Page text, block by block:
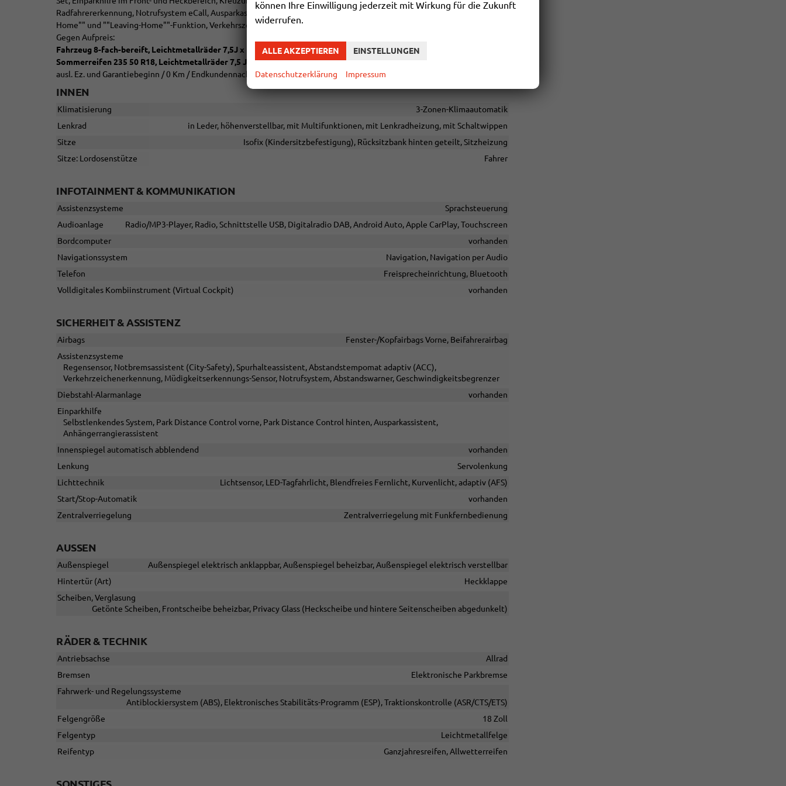
Radfahrererkennung, Notrufsystem eCall, Ausparkassistent und Ausstiegswarner, Tagfahrlichtschaltung mit ""Coming-
Home"" und ""Leaving-Home""-Funktion, Verkehrszeichenerkennung.
Gegen Aufpreis:
Fahrzeug 8-fach-bereift, Leichtmetallräder 7,5J x 18 (SportEdition Design TN28, schwarz glanzgedreht) mit
Sommerreifen 235 50 R18, Leichtmetallräder 7,5 J x 18 ""Toshima"" schwarz mit Allwetterreifen + 1.299 € Brutto
ausl. Ez. und Garantiebeginn / 0 Km / Endkundennachweis erforderlich.
INNEN
Klimatisierung
3-Zonen-Klimaautomatik
Lenkrad
in Leder, höhenverstellbar, mit Multifunktionen, mit Lenkradheizung, mit Schaltwippen
Sitze
Isofix (Kindersitzbefestigung), Rücksitzbank hinten geteilt, Sitzheizung
Sitze: Lordosenstütze
Fahrer
INFOTAINMENT & KOMMUNIKATION
Assistenzsysteme
Sprachsteuerung
Audioanlage
Radio/MP3-Player, Radio, Schnittstelle USB, Digitalradio DAB, Android Auto, Apple CarPlay, Touchscreen
Bordcomputer
vorhanden
Navigationssystem
Navigation, Navigation per Audio
Telefon
Freisprecheinrichtung, Bluetooth
Volldigitales Kombiinstrument (Virtual Cockpit)
vorhanden
SICHERHEIT & ASSISTENZ
Airbags
Fenster-/Kopfairbags Vorne, Beifahrerairbag
Assistenzsysteme
Regensensor, Notbremsassistent (City-Safety), Spurhalteassistent, Abstandstempomat adaptiv (ACC),
Verkehrzeichenerkennung, Müdigkeitserkennungs-Sensor, Notrufsystem, Abstandswarner, Geschwindigkeitsbegrenzer
Diebstahl-Alarmanlage
vorhanden
Einparkhilfe
Selbstlenkendes System, Park Distance Control vorne, Park Distance Control hinten, Ausparkassistent,
Anhängerrangierassistent
Innenspiegel automatisch abblendend
vorhanden
Lenkung
Servolenkung
Lichttechnik
Lichtsensor, LED-Tagfahrlicht, Blendfreies Fernlicht, Kurvenlicht, adaptiv (AFS)
Start/Stop-Automatik
vorhanden
Zentralverriegelung
Zentralverriegelung mit Funkfernbedienung
AUSSEN
Außenspiegel
Außenspiegel elektrisch anklappbar, Außenspiegel beheizbar, Außenspiegel elektrisch verstellbar
Hintertür (Art)
Heckklappe
Scheiben, Verglasung
Getönte Scheiben, Frontscheibe beheizbar, Privacy Glass (Heckscheibe und hintere Seitenscheiben abgedunkelt)
RÄDER & TECHNIK
Antriebsachse
Allrad
Bremsen
Elektronische Parkbremse
Fahrwerk- und Regelungssysteme
Antiblockiersystem (ABS), Elektronisches Stabilitäts-Programm (ESP), Traktionskontrolle (ASR/CTS/ETS)
Felgengröße
18 Zoll
Felgentyp
Leichtmetallfelge
Reifentyp
Ganzjahresreifen, Allwetterreifen
können Ihre Einwilligung jederzeit mit Wirkung für die Zukunft
widerrufen.
ALLE AKZEPTIEREN EINSTELLUNGEN
Datenschutzerklärung Impressum